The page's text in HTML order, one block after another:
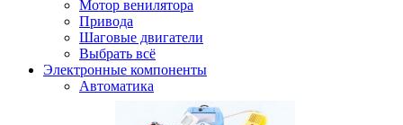
Мотор венилятора
Привода
Шаговые двигатели
Выбрать всё
Электронные компоненты
Автоматика